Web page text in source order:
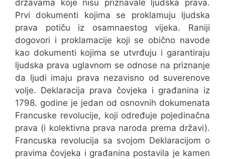
državama koje nisu priznavale ljudska prava.
Prvi dokumenti kojima se proklamuju ljudska
prava potiču iz osamnaestog vijeka. Raniji
dogovori i proklamacije koji se obično navode
kao dokumenti kojima se utvrđuju i garantiraju
ljudska prava uglavnom se odnose na priznanje
da ljudi imaju prava nezavisno od suverenove
volje. Deklaracija prava čovjeka i građanina iz
1798. godine je jedan od osnovnih dokumenata
Francuske revolucije, koji određuje pojedinačna
prava (i kolektivna prava naroda prema državi).
Francuska revolucija sa svojom Deklaracijom o
pravima čovjeka i građanina postavila je kamen